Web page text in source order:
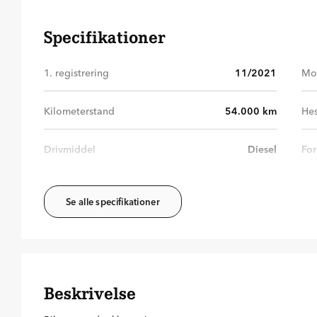
Specifikationer
1. registrering 11/2021
Kilometerstand 54.000 km
Drivmiddel Diesel
Se alle specifikationer
Beskrivelse